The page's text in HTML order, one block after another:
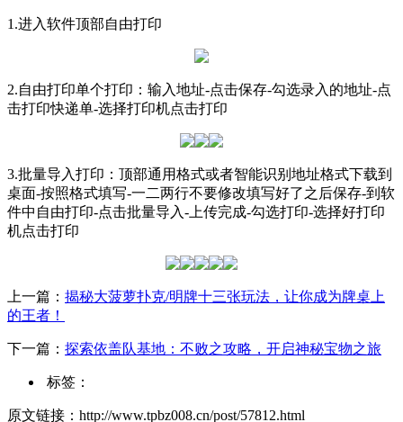
1.进入软件顶部自由打印
2.自由打印单个打印：输入地址-点击保存-勾选录入的地址-点
击打印快递单-选择打印机点击打印
3.批量导入打印：顶部通用格式或者智能识别地址格式下载到
桌面-按照格式填写-一二两行不要修改填写好了之后保存-到软
件中自由打印-点击批量导入-上传完成-勾选打印-选择好打印
机点击打印
上一篇： 揭秘大菠萝扑克/明牌十三张玩法，让你成为牌桌上
的王者！
下一篇： 探索依盖队基地：不败之攻略，开启神秘宝物之旅
标签：
原文链接：http://www.tpbz008.cn/post/57812.html